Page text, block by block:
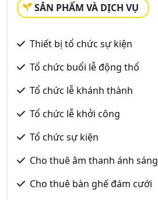
SẢN PHẨM VÀ DỊCH VỤ
Thiết bị tổ chức sự kiện
Tổ chức buổi lễ động thổ
Tổ chức lễ khánh thành
Tổ chức lễ khởi công
Tổ chức sự kiện
Cho thuê âm thanh ánh sáng
Cho thuê bàn ghế đám cưới